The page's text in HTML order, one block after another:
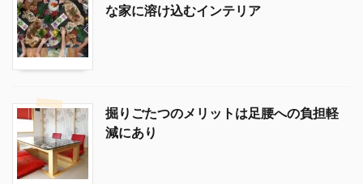
な家に溶け込むインテリア
掘りごたつのメリットは足腰への負担軽
減にあり